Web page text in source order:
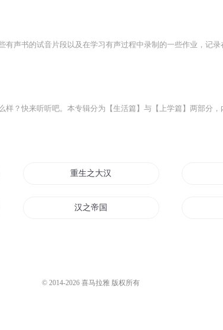
有声书的试音片段以及在学习有声过程中录制的一些作业，记
重生之大汉天子
汉之帝国
© 2014-2026 喜马拉雅 版权所有